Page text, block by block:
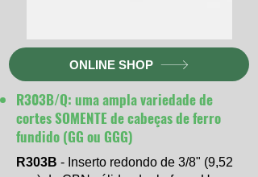
ONLINE SHOP
R303B/Q: uma ampla variedade de
cortes SOMENTE de cabeças de ferro
fundido (GG ou GGG)
R303B - Inserto redondo de 3/8" (9,52